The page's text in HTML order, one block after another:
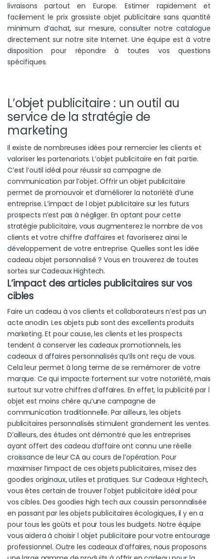
livraisons partout en Europe. Estimer rapidement et
facilement le prix grossiste objet publicitaire sans quantité
minimum d’achat, sur mesure, consulter notre catalogue
directement sur notre site Internet. Une équipe est à votre
disposition pour répondre à toutes vos questions
spécifiques.
L’objet publicitaire : un outil au
service de la stratégie de
marketing
Il existe de nombreuses idées pour remercier les clients et
valoriser les partenariats. L’objet publicitaire en fait partie.
C’est l’outil idéal pour réussir sa campagne de
communication par l’objet. Offrir un objet publicitaire
permet de promouvoir et d’améliorer la notoriété d’une
entreprise. L’impact de l objet publicitaire sur les futurs
prospects n’est pas à négliger. En optant pour cette
stratégie publicitaire, vous augmenterez le nombre de vos
clients et votre chiffre d’affaires et favoriserez ainsi le
développement de votre entreprise. Quelles sont les idée
cadeau objet personnalisé ? Vous en trouverez de toutes
sortes sur Cadeaux Hightech.
L’impact des articles publicitaires sur vos
cibles
Faire un cadeau à vos clients et collaborateurs n’est pas un
acte anodin. Les objets pub sont des excellents produits
marketing. Et pour cause, les clients et les prospects
tendent à conserver les cadeaux promotionnels, les
cadeaux d affaires personnalisés qu’ils ont reçu de vous.
Cela leur permet à long terme de se remémorer de votre
marque. Ce qui impacte fortement sur votre notoriété, mais
surtout sur votre chiffres d’affaires. En effet, la publicité par l
objet est moins chère qu’une campagne de
communication traditionnelle. Par ailleurs, les objets
publicitaires personnalisés stimulent grandement les ventes.
D’ailleurs, des études ont démontré que les entreprises
ayant offert des cadeau d’affaire ont connu une réelle
croissance de leur CA au cours de l’opération. Pour
maximiser l’impact de ces objets publicitaires, misez des
goodies originaux, utiles et pratiques. Sur Cadeaux Hightech,
vous êtes certain de trouver l’objet publicitaire idéal pour
vos cibles. Des goodies high tech aux coussin personnalisée
en passant par les objets publicitaires écologiques, il y en a
pour tous les goûts et pour tous les budgets. Notre équipe
vous aidera à choisir l objet publicitaire pour votre entourage
professionnel. Outre les cadeaux d’affaires, nous proposons